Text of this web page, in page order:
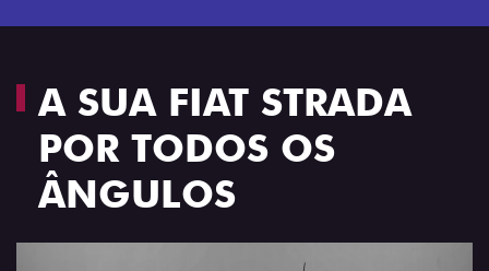
A SUA FIAT STRADA
POR TODOS OS
ÂNGULOS